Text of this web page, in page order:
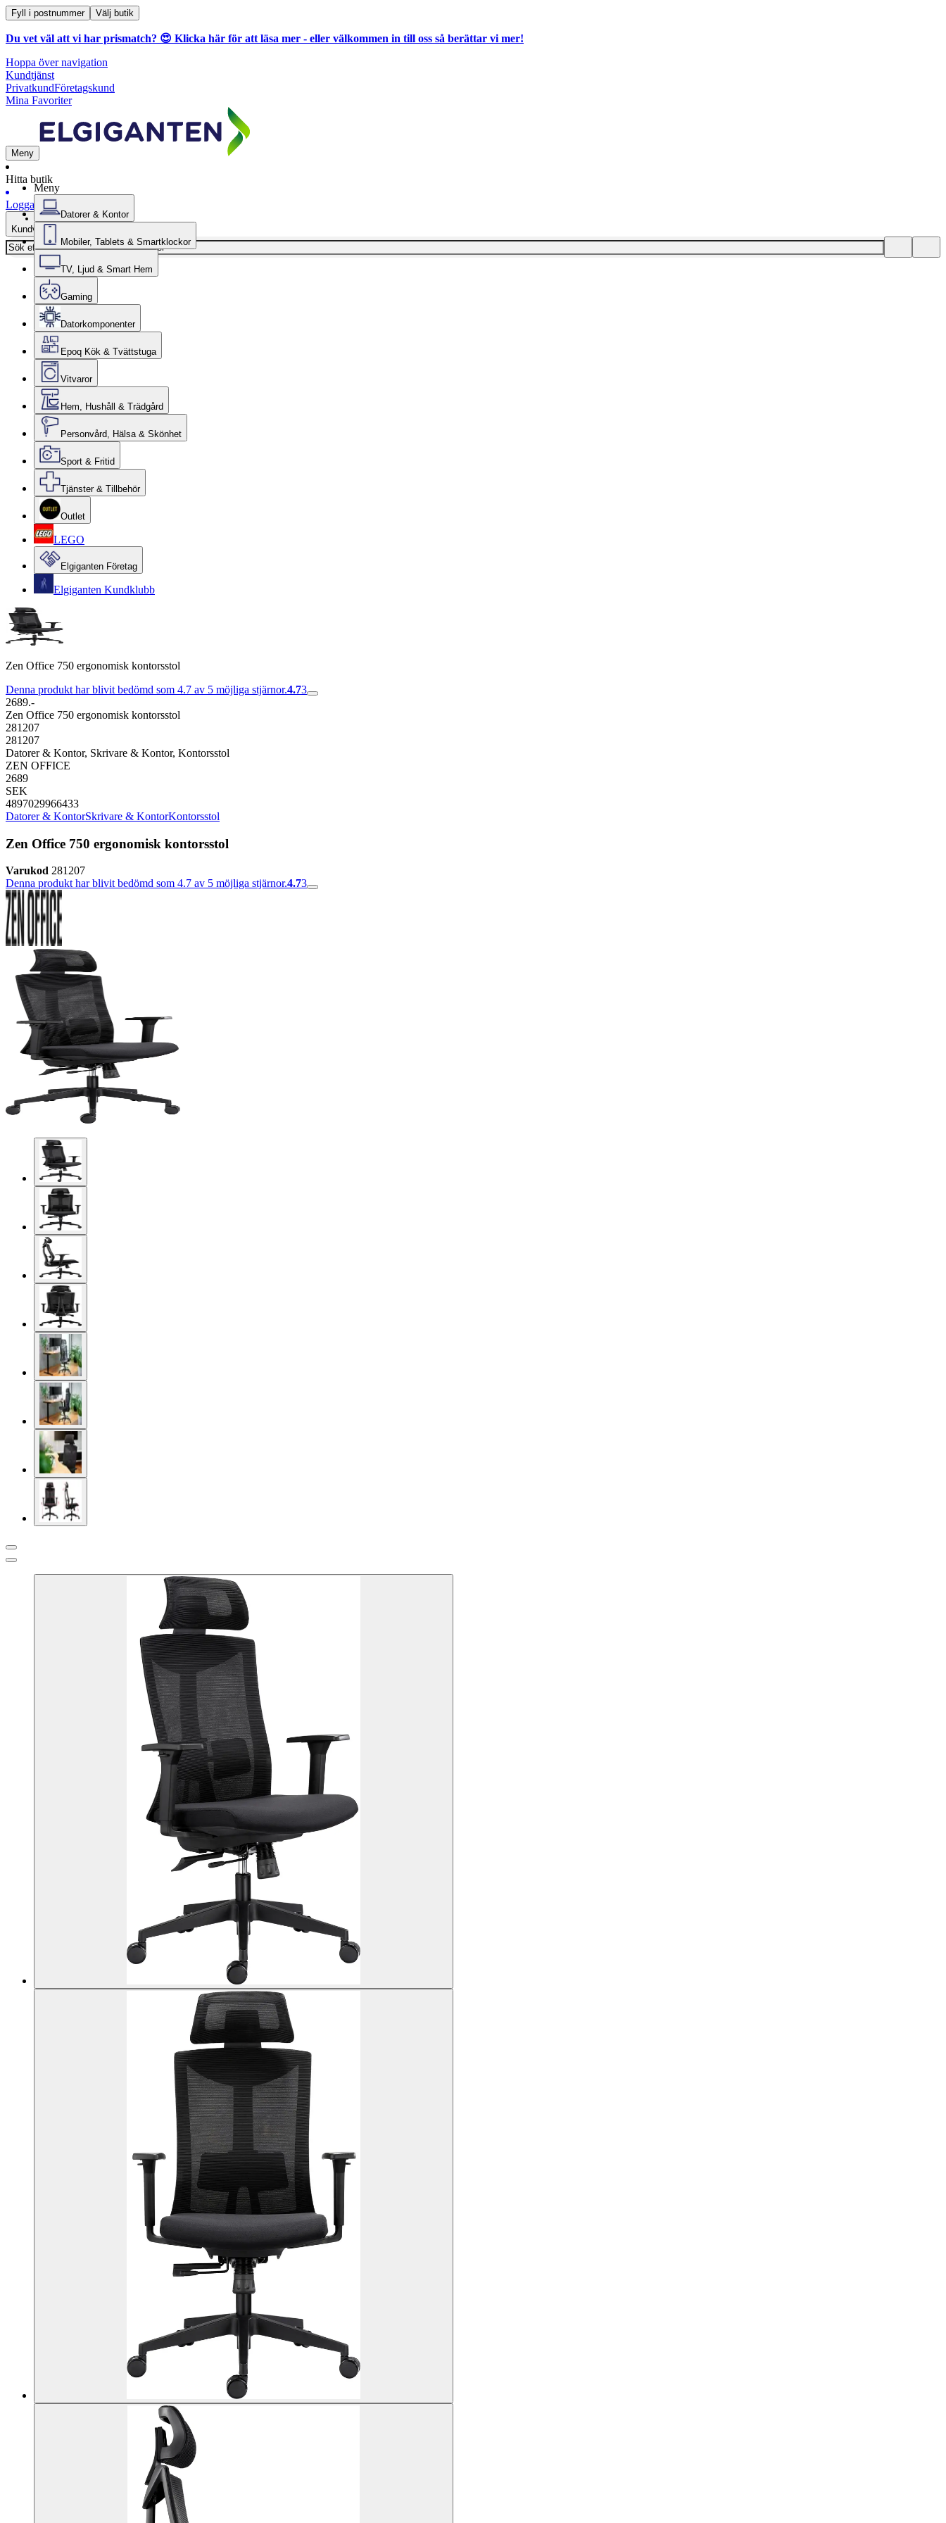
Fyll i postnummer Välj butik
Du vet väl att vi har prismatch? 😍 Klicka här för att läsa mer - eller välkommen in till oss så berättar vi mer!
Hoppa över navigation
Kundtjänst
PrivatkundFöretagskund
Mina Favoriter
Meny
Hitta butik
Logga in
Kundvagn
Meny
Datorer & Kontor
Mobiler, Tablets & Smartklockor
TV, Ljud & Smart Hem
Gaming
Datorkomponenter
Epoq Kök & Tvättstuga
Vitvaror
Hem, Hushåll & Trädgård
Personvård, Hälsa & Skönhet
Sport & Fritid
Tjänster & Tillbehör
Outlet
LEGO
Elgiganten Företag
Elgiganten Kundklubb
Zen Office 750 ergonomisk kontorsstol
Denna produkt har blivit bedömd som 4.7 av 5 möjliga stjärnor.4.73
2689.-
Zen Office 750 ergonomisk kontorsstol
281207
281207
Datorer & Kontor, Skrivare & Kontor, Kontorsstol
ZEN OFFICE
2689
SEK
4897029966433
Datorer & KontorSkrivare & KontorKontorsstol
Zen Office 750 ergonomisk kontorsstol
Varukod 281207
Denna produkt har blivit bedömd som 4.7 av 5 möjliga stjärnor.4.73